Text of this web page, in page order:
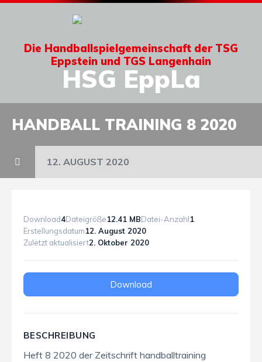
Die Handballspielgemeinschaft der TSG
Eppstein und TGS Langenhain
HSG EppLa
HANDBALL TRAINING 8 2020
12. AUGUST 2020
Download4Dateigröße12.41 MBDatei-Anzahl1
Erstellungsdatum12. August 2020
Zuletzt aktualisiert2. Oktober 2020
Download
BESCHREIBUNG
Heft 8 2020 der Zeitschrift handballtraining